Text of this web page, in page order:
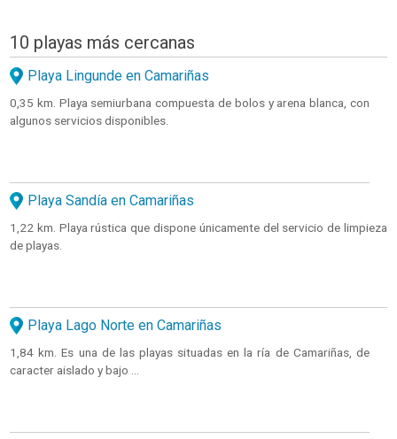
10 playas más cercanas
Playa Lingunde en Camariñas
0,35 km. Playa semiurbana compuesta de bolos y arena blanca, con
algunos servicios disponibles.
Playa Sandía en Camariñas
1,22 km. Playa rústica que dispone únicamente del servicio de limpieza
de playas.
Playa Lago Norte en Camariñas
1,84 km. Es una de las playas situadas en la ría de Camariñas, de
caracter aislado y bajo ...